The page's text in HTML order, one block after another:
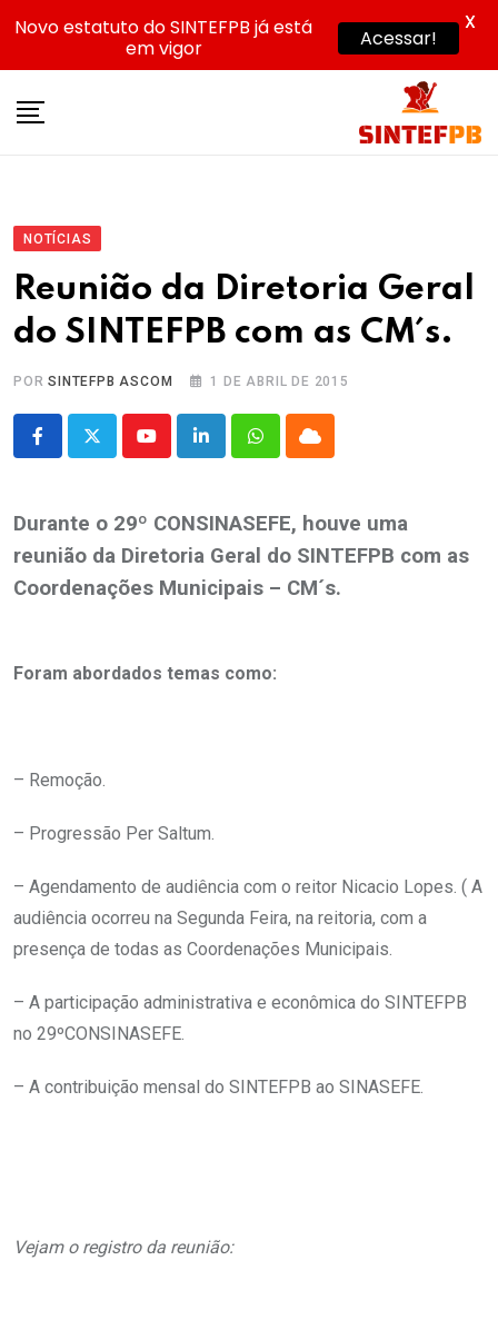
NOTÍCIAS
Reunião da Diretoria Geral
do SINTEFPB com as CM´s.
PORSINTEFPB ASCOM 1 DE ABRIL DE 2015
YoutubeLinkedInWhatsappCloud
Durante o 29º CONSINASEFE, houve uma
reunião da Diretoria Geral do SINTEFPB com as
Coordenações Municipais – CM´s.
Foram abordados temas como:
– Remoção.
– Progressão Per Saltum.
– Agendamento de audiência com o reitor Nicacio Lopes. ( A
audiência ocorreu na Segunda Feira, na reitoria, com a
presença de todas as Coordenações Municipais.
– A participação administrativa e econômica do SINTEFPB
no 29ºCONSINASEFE.
– A contribuição mensal do SINTEFPB ao SINASEFE.
Vejam o registro da reunião:
Novo estatuto do SINTEFPB já está
em vigor
Acessar!
X